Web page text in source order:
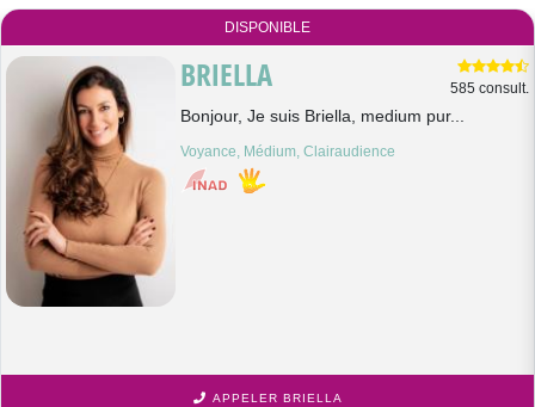
DISPONIBLE
BRIELLA 585 consult.
Bonjour, Je suis Briella, medium pur...
Voyance, Médium, Clairaudience
APPELER BRIELLA